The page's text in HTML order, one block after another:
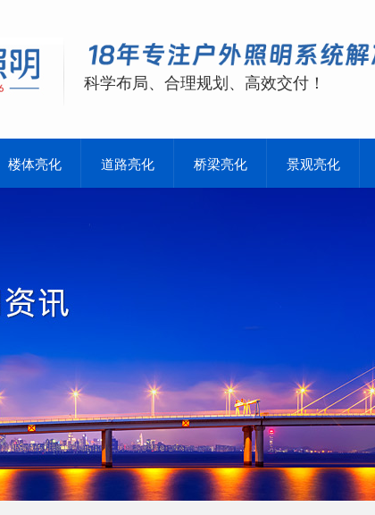
科学布局、合理规划、高效交付！
楼体亮化 道路亮化 桥梁亮化 景观亮化